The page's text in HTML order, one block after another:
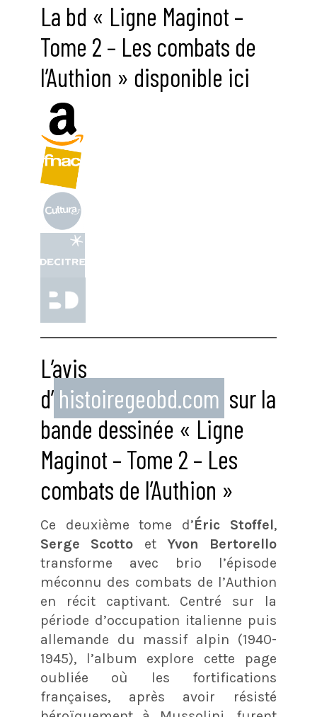
La bd « Ligne Maginot –
Tome 2 – Les combats de
l’Authion » disponible ici
L’avis
d’ histoiregeobd.com sur la
bande dessinée « Ligne
Maginot – Tome 2 – Les
combats de l’Authion »
Ce deuxième tome d’Éric Stoffel,
Serge Scotto et Yvon Bertorello
transforme avec brio l’épisode
méconnu des combats de l’Authion
en récit captivant. Centré sur la
période d’occupation italienne puis
allemande du massif alpin (1940-
1945), l’album explore cette page
oubliée où les fortifications
françaises, après avoir résisté